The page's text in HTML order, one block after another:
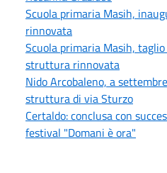
Scuola primaria Masih,
rinnovata
Scuola primaria Masih,
struttura rinnovata
Nido Arcobaleno, a
struttura di via Sturzo
Certaldo: conclusa con
festival "Domani è ora"